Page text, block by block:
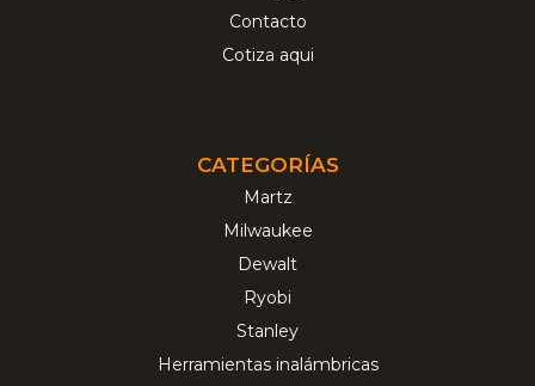
Contacto
Cotiza aqui
CATEGORÍAS
Martz
Milwaukee
Dewalt
Ryobi
Stanley
Herramientas inalámbricas